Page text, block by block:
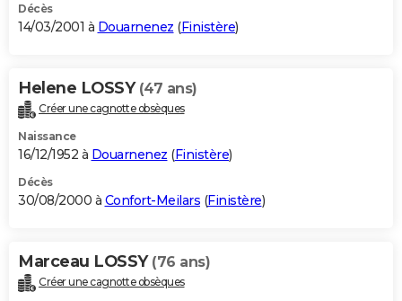
Décès
14/03/2001 à Douarnenez (Finistère)
Helene LOSSY (47 ans)
Créer une cagnotte obsèques
Naissance
16/12/1952 à Douarnenez (Finistère)
Décès
30/08/2000 à Confort-Meilars (Finistère)
Marceau LOSSY (76 ans)
Créer une cagnotte obsèques